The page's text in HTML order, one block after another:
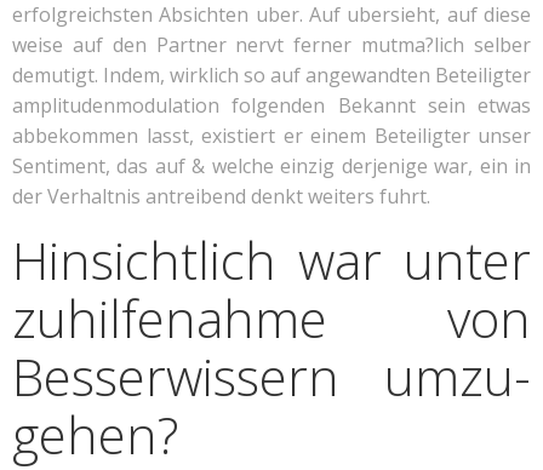
erfolgreichsten Absichten uber. Auf ubersieht, auf diese
weise auf den Partner nervt ferner mutma?lich selber
demutigt. Indem, wirklich so auf angewandten Beteiligter
amplitudenmodulation folgenden Bekannt sein etwas
abbekommen lasst, existiert er einem Beteiligter unser
Sentiment, das auf & welche einzig derjenige war, ein in
der Verhaltnis antreibend denkt weiters fuhrt.
Hinsichtlich war unter
zuhilfenahme von
Bes­ser­wis­sern um­zu­
ge­hen?